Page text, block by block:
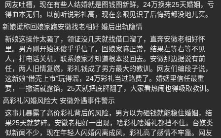
网友吐槽，现在有些人结婚就是图钱图新鲜，24万换来25天婚姻，亏
得血本无归。以前听说彩礼高，现在亲眼见识了后悔药都没地儿买。
新娘谎称回娘家跑安徽找老相好 婚后出轨隐情
新娘这操作太骚了，领证没几天就找借口溜了，直奔安徽老相好怀
里。男方刚开始还傻乎乎信了，回娘家嘛正常，结果左等右等不见
人，打电话关机，联系娘家才知道根本没回去。安徽那边据说有前
任，两人旧情复燃，彩礼钱成了男方最大的教训。网友们编段子说，
这新娘“借壳上市”玩得溜，24万彩礼当过路费了。婚姻里信任最重
要，一撒谎就露馅，25天就把底牌翻了，大家看热闹也得吸取教训。
高彩礼闪婚风险大 安徽外遇事件警示
这事儿暴露了高价彩礼背后的风险，男方以为砸钱就能稳住婚姻，结
果25天就梦碎。安徽老相好一出现，啥彩礼啥婚礼都挡不住。台媒类
似新闻不少，现在年轻人闪婚闪离成风，彩礼高了感情不牢靠。网友